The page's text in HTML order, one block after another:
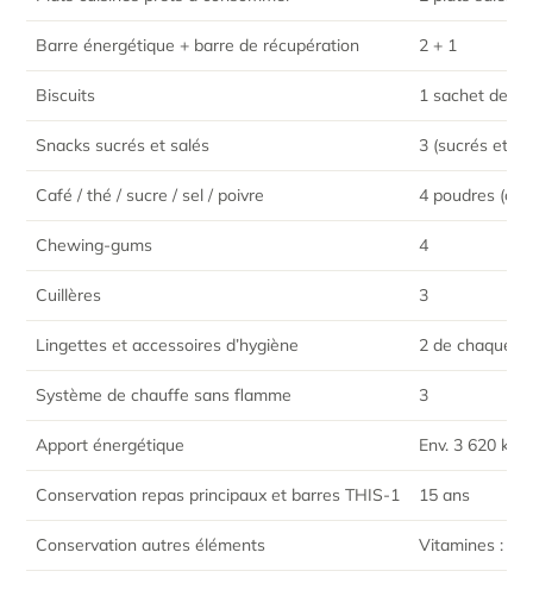
Barre énergétique + barre de récupération 2 + 1
Biscuits 1 sachet de
Snacks sucrés et salés 3 (sucrés et /
Café / thé / sucre / sel / poivre 4 poudres
Chewing-gums 4
Cuillères 3
Lingettes et accessoires d’hygiène 2 de chaque
Système de chauffe sans flamme 3
Apport énergétique Env. 3 620
Conservation repas principaux et barres THIS-1 15 ans
Conservation autres éléments Vitamines : 2